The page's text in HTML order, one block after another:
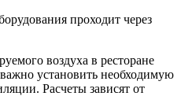
проходит через
воздуха в ресторане
установить необходимую
Расчеты зависят от